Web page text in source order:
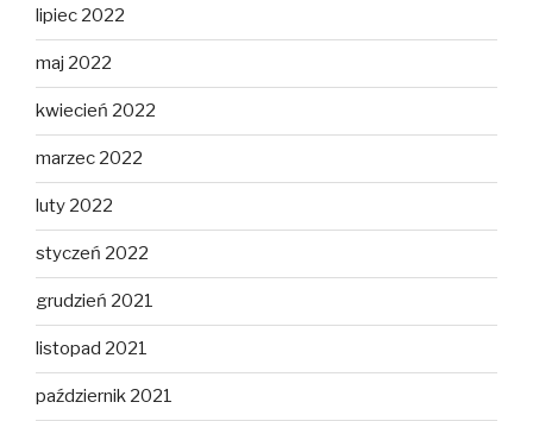
lipiec 2022
maj 2022
kwiecień 2022
marzec 2022
luty 2022
styczeń 2022
grudzień 2021
listopad 2021
październik 2021